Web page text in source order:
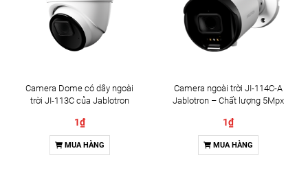
Camera Dome có dây ngoài
trời JI-113C của Jablotron
1₫
MUA HÀNG
Camera ngoài trời JI-114C-A
Jablotron – Chất lượng 5Mpx
1₫
MUA HÀNG